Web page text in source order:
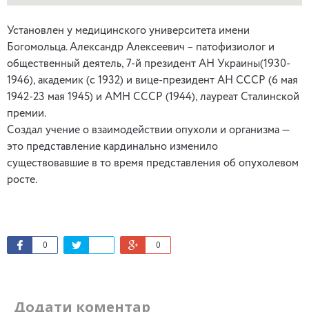
Установлен у медицинского университета имени
Богомольца. Александр Алексеевич – патофизиолог и
общественный деятель, 7-й президент АН Украины(1930-
1946), академик (с 1932) и вице-президент АН СССР (6 мая
1942-23 мая 1945) и АМН СССР (1944), лауреат Сталинской
премии.
Создал учение о взаимодействии опухоли и организма —
это представление кардинально изменило
существовавшие в то время представления об опухолевом
росте.
0 0
Додати коментар